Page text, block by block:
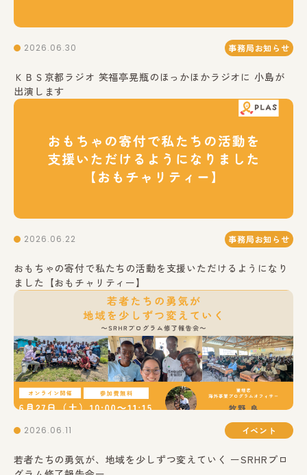
2026.06.30 事務局お知らせ
ＫＢＳ京都ラジオ 笑福亭晃瓶のほっかほかラジオに 小島が
出演します
2026.06.22 事務局お知らせ
おもちゃの寄付で私たちの活動を支援いただけるようになり
ました【おもチャリティー】
2026.06.11 イベント
若者たちの勇気が、地域を少しずつ変えていく ーSRHRプロ